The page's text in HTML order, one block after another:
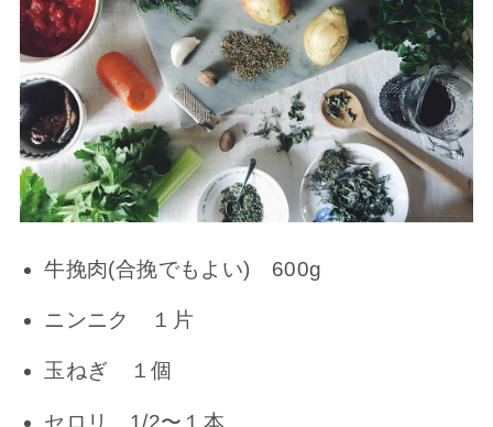
牛挽肉(合挽でもよい) 600g
ニンニク １片
玉ねぎ １個
セロリ 1/2〜１本